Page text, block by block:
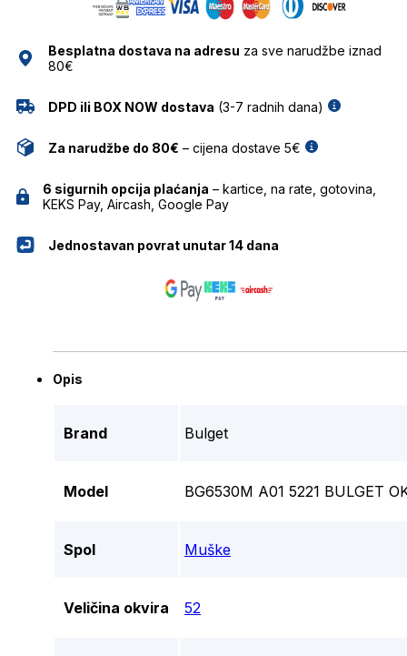
Besplatna dostava na adresu za sve narudžbe iznad
80€
DPD ili BOX NOW dostava (3-7 radnih dana)
Za narudžbe do 80€ – cijena dostave 5€
6 sigurnih opcija plaćanja – kartice, na rate, gotovina,
KEKS Pay, Aircash, Google Pay
Jednostavan povrat unutar 14 dana
Opis
Brand Bulget
Model BG6530M A01 5221 BULGET
Spol Muške
Veličina okvira 52